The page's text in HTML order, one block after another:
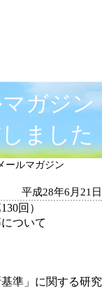
ガジン
ました
ールマガジン
平成28年6月21日
回）
ついて
準」に関する研究